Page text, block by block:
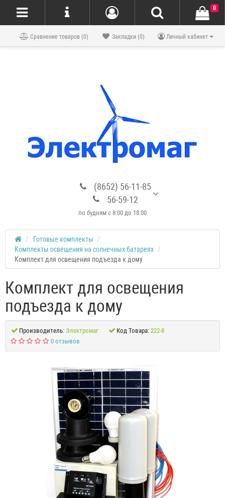
Блог
Личный кабинет
Закладки (0)
Сравнение товаров (0)
(8652) 56-11-85
56-59-12
по будням с 8:00 до 18:00
0
Готовые комплекты
Комплекты освещения на солнечных батареях
Комплект для освещения подъезда к дому
Комплект для освещения
подъезда к дому
Производитель: Электромаг Код Товара: 222-8
0 отзывов